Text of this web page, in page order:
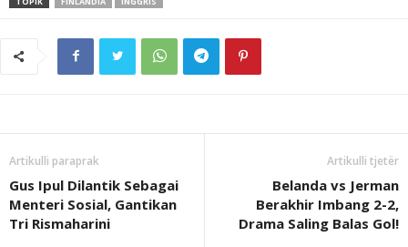
Artikulli paraprak
Gus Ipul Dilantik Sebagai
Menteri Sosial, Gantikan
Tri Rismaharini
Artikulli tjetër
Belanda vs Jerman
Berakhir Imbang 2-2,
Drama Saling Balas Gol!